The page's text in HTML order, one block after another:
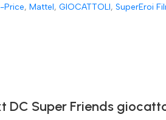
Price, Mattel, GIOCATTOLI, SuperEroi
DC Super Friends